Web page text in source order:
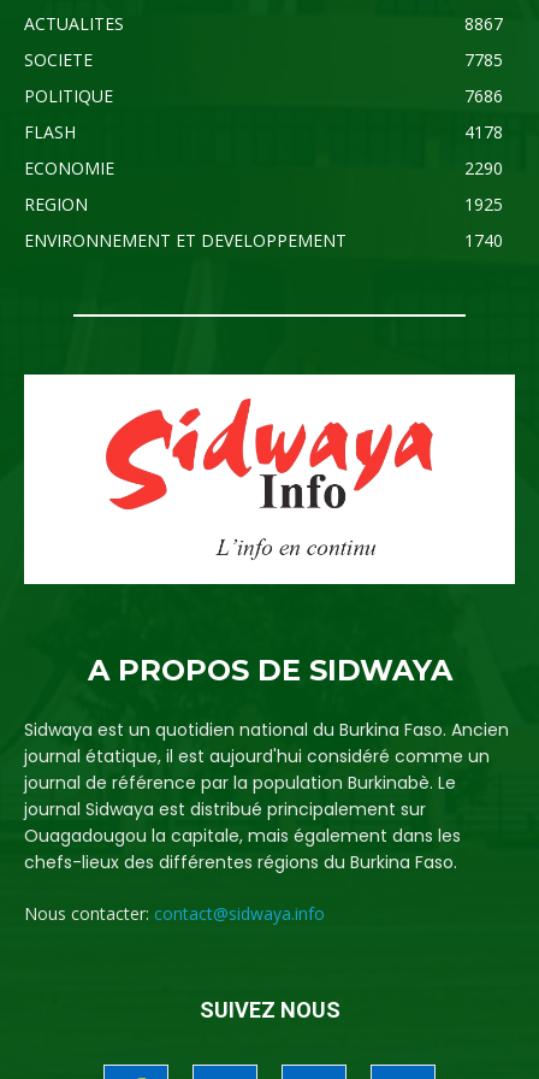
ACTUALITES
8867
SOCIETE
7785
POLITIQUE
7686
FLASH
4178
ECONOMIE
2290
REGION
1925
ENVIRONNEMENT ET DEVELOPPEMENT
1740
A PROPOS DE SIDWAYA
Sidwaya est un quotidien national du Burkina Faso. Ancien
journal étatique, il est aujourd'hui considéré comme un
journal de référence par la population Burkinabè. Le
journal Sidwaya est distribué principalement sur
Ouagadougou la capitale, mais également dans les
chefs-lieux des différentes régions du Burkina Faso.
Nous contacter: contact@sidwaya.info
SUIVEZ NOUS